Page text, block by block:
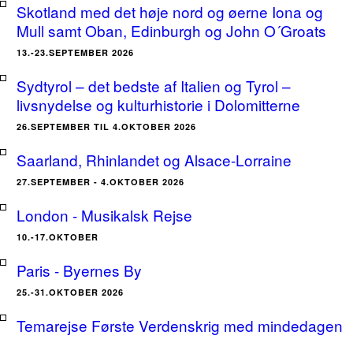
Skotland med det høje nord og øerne Iona og
Mull samt Oban, Edinburgh og John O´Groats
13.-23.SEPTEMBER 2026
Sydtyrol – det bedste af Italien og Tyrol –
livsnydelse og kulturhistorie i Dolomitterne
26.SEPTEMBER TIL 4.OKTOBER 2026
Saarland, Rhinlandet og Alsace-Lorraine
27.SEPTEMBER - 4.OKTOBER 2026
London - Musikalsk Rejse
10.-17.OKTOBER
Paris - Byernes By
25.-31.OKTOBER 2026
Temarejse Første Verdenskrig med mindedagen